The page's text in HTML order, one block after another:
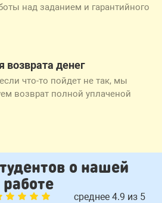
над заданием и гарантийного
возврата денег
что-то пойдет не так, мы
возврат полной уплаченой
о нашей
работе
среднее 4.9 из 5